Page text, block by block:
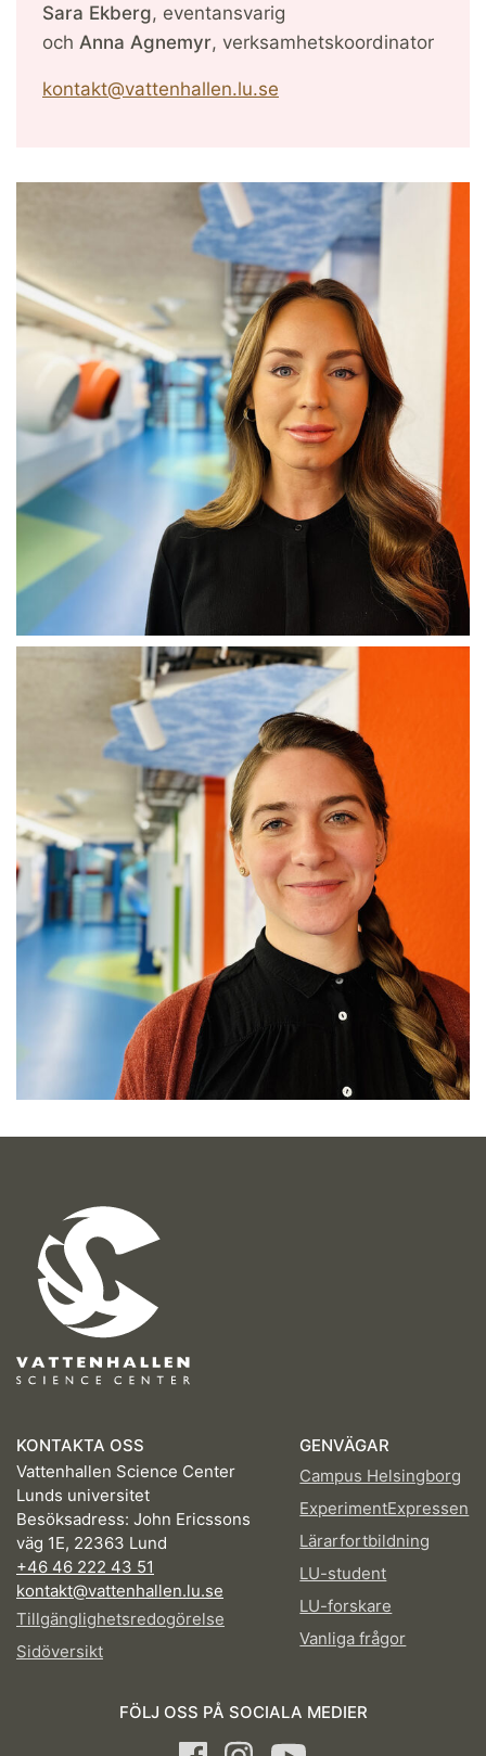
Sara Ekberg, eventansvarig
och Anna Agnemyr, verksamhetskoordinator
kontakt@vattenhallen.lu.se
KONTAKTA OSS
Vattenhallen Science Center
Lunds universitet
Besöksadress: John Ericssons
väg 1E, 22363 Lund
+46 46 222 43 51
kontakt@vattenhallen.lu.se
Tillgänglighetsredogörelse
Sidöversikt
GENVÄGAR
Campus Helsingborg
ExperimentExpressen
Lärarfortbildning
LU-student
LU-forskare
Vanliga frågor
FÖLJ OSS PÅ SOCIALA MEDIER
FacebookInstagram
Youtube